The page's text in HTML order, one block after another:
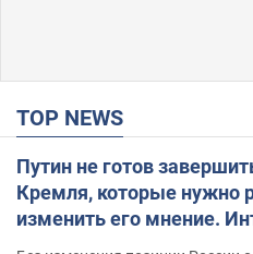
TOP NEWS
Путин не готов
Кремля, которые нужно
изменить его мнение.